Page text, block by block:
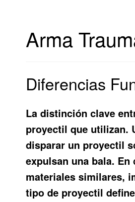
Arma
Diferencias
La distinción clave
proyectil que utilizan.
disparar un proyectil
expulsan una bala.
materiales similares,
tipo de proyectil